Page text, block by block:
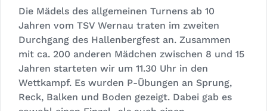
Die Mädels des allgemeinen Turnens ab 10
Jahren vom TSV Wernau traten im zweiten
Durchgang des Hallenbergfest an. Zusammen
mit ca. 200 anderen Mädchen zwischen 8 und 15
Jahren starteten wir um 11.30 Uhr in den
Wettkampf. Es wurden P-Übungen an Sprung,
Reck, Balken und Boden gezeigt. Dabei gab es